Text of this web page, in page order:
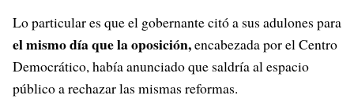
Lo particular es que el gobernante citó a sus adulones para
el mismo día que la oposición,encabezada por el Centro
Democrático, había anunciado que saldría al espacio
público a rechazar las mismas reformas.